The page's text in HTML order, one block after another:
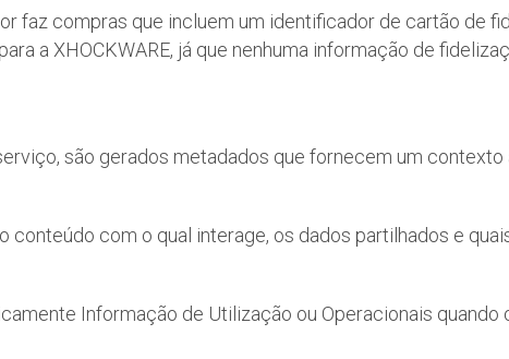
faz compras que incluem um identificador de cartão de
a XHOCKWARE, já que nenhuma informação de
são gerados metadados que fornecem um
conteúdo com o qual interage, os dados partilhados e
Informação de Utilização ou Operacionais